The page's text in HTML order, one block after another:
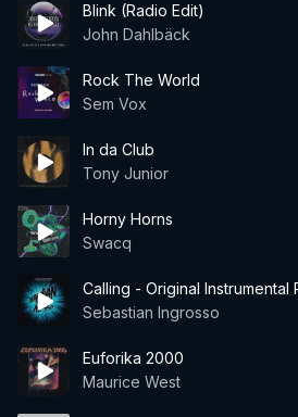
Blink (Radio Edit)
John Dahlbäck
Rock The World
Sem Vox
In da Club
Tony Junior
Horny Horns
Swacq
Calling - Original Instrumental
Sebastian Ingrosso
Euforika 2000
Maurice West